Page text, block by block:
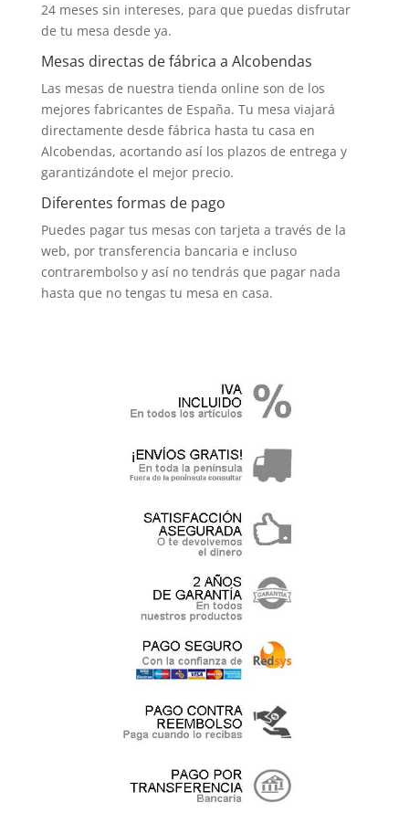
24 meses sin intereses, para que puedas disfrutar
de tu mesa desde ya.
Mesas directas de fábrica a Alcobendas
Las mesas de nuestra tienda online son de los
mejores fabricantes de España. Tu mesa viajará
directamente desde fábrica hasta tu casa en
Alcobendas, acortando así los plazos de entrega y
garantizándote el mejor precio.
Diferentes formas de pago
Puedes pagar tus mesas con tarjeta a través de la
web, por transferencia bancaria e incluso
contrarembolso y así no tendrás que pagar nada
hasta que no tengas tu mesa en casa.